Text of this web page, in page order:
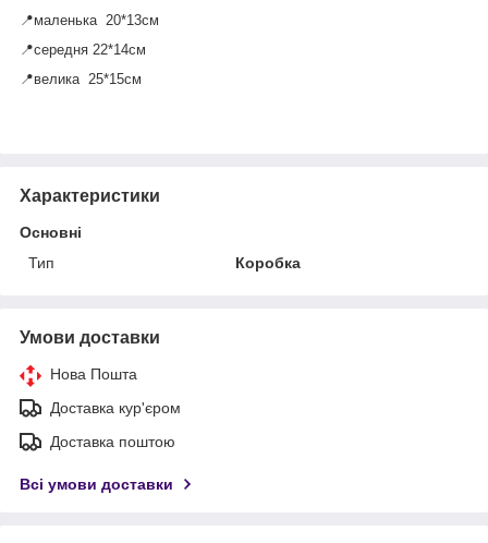
📍маленька 20*13см
📍середня 22*14см
📍велика 25*15см
Характеристики
Основні
Тип
Коробка
Умови доставки
Нова Пошта
Доставка кур'єром
Доставка поштою
Всі умови доставки